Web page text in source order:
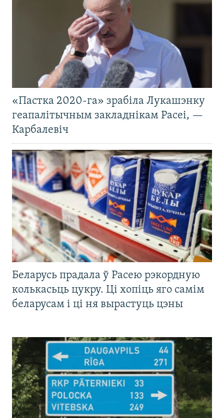
«Пастка 2020-га» зрабіла Лукашэнку
геапалітычным закладнікам Расеі, —
Карбалевіч
Беларусь прадала ў Расею рэкордную
колькасьць цукру. Ці хопіць яго самім
беларусам і ці ня вырастуць цэны